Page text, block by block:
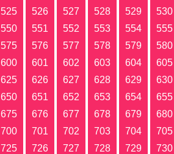
525 526 527 528 529 530
550 551 552 553 554 555
575 576 577 578 579 580
600 601 602 603 604 605
625 626 627 628 629 630
650 651 652 653 654 655
675 676 677 678 679 680
700 701 702 703 704 705
725 726 727 728 729 730